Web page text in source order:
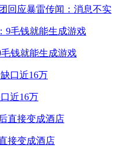
回应暴雷传闻：消息不实
钱就能生成游戏
近16万
接变成酒店